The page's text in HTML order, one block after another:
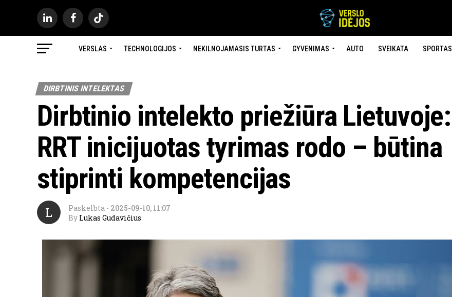
VERSLAS TECHNOLOGIJOS NEKILNOJAMASIS TURTAS GYVENIMAS AUTO SVEIKATA SPORTAS
DIRBTINIS INTELEKTAS
Dirbtinio intelekto priežiūra Lietuvoje:
RRT inicijuotas tyrimas rodo – būtina
stiprinti kompetencijas
L Paskelbta - 2025-09-10, 11:07
By Lukas Gudavičius